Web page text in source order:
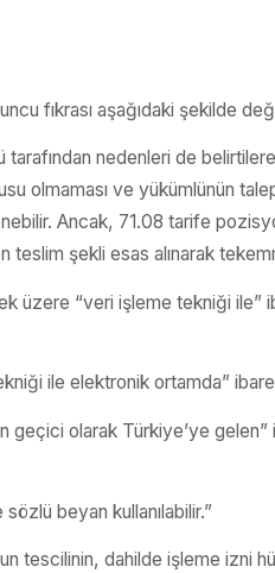
fıkrası aşağıdaki şekilde
tarafından nedenleri de
olmaması ve yükümlünün
Ancak, 71.08 tarife
teslim şekli esas alınarak
üzere “veri işleme tekniği ile”
ile elektronik ortamda”
geçici olarak Türkiye’ye
beyan kullanılabilir.”
tescilinin, dahilde işleme izni